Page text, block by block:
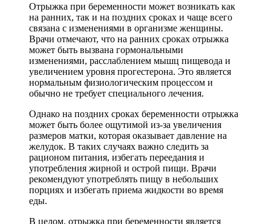
Отрыжка при беременности может возникать как
на ранних, так и на поздних сроках и чаще всего
связана с изменениями в организме женщины.
Врачи отмечают, что на ранних сроках отрыжка
может быть вызвана гормональными
изменениями, расслаблением мышц пищевода и
увеличением уровня прогестерона. Это является
нормальным физиологическим процессом и
обычно не требует специального лечения.
Однако на поздних сроках беременности отрыжка
может быть более ощутимой из-за увеличения
размеров матки, которая оказывает давление на
желудок. В таких случаях важно следить за
рационом питания, избегать переедания и
употребления жирной и острой пищи. Врачи
рекомендуют употреблять пищу в небольших
порциях и избегать приема жидкости во время
еды.
В целом, отрыжка при беременности является